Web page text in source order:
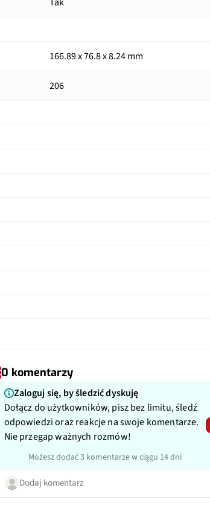
166.89 x 76.8 x 8.24 mm
206
PDAF
Czujnik głębi
2 Mpix
f/2.4
5.1
Tak
Tak
2.0
Tak
Tak
Nie
0 komentarzy
Zaloguj się, by śledzić dyskuję
Dołącz do użytkowników, pisz bez limitu, śledź
odpowiedzi oraz reakcje na swoje komentarze.
Nie przegap ważnych rozmów!
Możesz dodać 3 komentarze w ciągu 14 dni
Dodaj komentarz